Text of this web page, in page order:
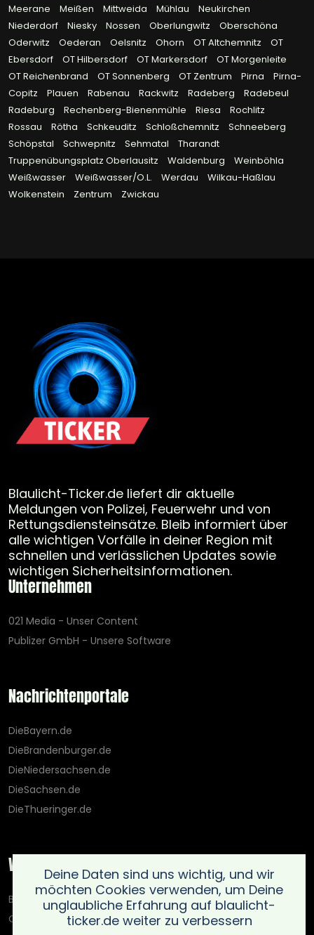
Meerane
Meißen Mittweida Mühlau
Neukirchen
Niederdorf
Niesky Nossen Oberlungwitz
Oberschöna
Oderwitz
Oederan Oelsnitz Ohorn OT Altchemnitz
OT
Ebersdorf
OT Hilbersdorf OT Markersdorf
OT Morgenleite
OT Reichenbrand
OT Sonnenberg OT Zentrum Pirna
Pirna-
Copitz
Plauen Rabenau Rackwitz Radeberg
Radebeul
Radeburg
Rechenberg-Bienenmühle Riesa
Rochlitz
Rossau
Rötha Schkeuditz Schloßchemnitz
Schneeberg
Schöpstal
Schwepnitz Sehmatal
Tharandt
Truppenübungsplatz Oberlausitz
Waldenburg
Weinböhla
Weißwasser
Weißwasser/O.L. Werdau
Wilkau-Haßlau
Wolkenstein
Zentrum Zwickau
Blaulicht-Ticker.de liefert dir aktuelle
Meldungen von Polizei, Feuerwehr und von
Rettungsdiensteinsätze. Bleib informiert über
alle wichtigen Vorfälle in deiner Region mit
schnellen und verlässlichen Updates sowie
wichtigen Sicherheitsinformationen.
Unternehmen
021 Media - Unser Content
Publizer GmbH - Unsere Software
Nachrichtenportale
DieBayern.de
DieBrandenburger.de
DieNiedersachsen.de
DieSachsen.de
DieThueringer.de
Weitere Portale
Blaulicht-Ticker.de
Oberlausitz.holiday
Deine Daten sind uns wichtig, und wir
möchten Cookies verwenden, um Deine
unglaubliche Erfahrung auf blaulicht-
ticker.de weiter zu verbessern